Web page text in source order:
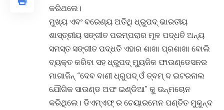
କରିଥଲେ।
ମୁଖ୍ୟ ଏବଂ ବରେଣ୍ୟ ଅତିଥି ଧ୍ରୁପଦ୍ ଭାରତୀୟ
ଶାସ୍ତ୍ରୀୟ ସଙ୍ଗୀତ ପରମ୍ପରାର ମୂଳ ପଦ୍ଧତି ଅନ୍ୟ
ସମସ୍ତ ସଙ୍ଗୀତ ପଦ୍ଧତି ଏହାର ଶାଖା ପ୍ରଶାଖା ବୋଲି
ବ୍ୟକ୍ତ କରିବା ସହ ଧ୍ରୁପଦ୍ ମ୍ୟୁଜିକ ଫାଉଣ୍ଡେସନର
ମାଗାଜିନ୍ “ଦେବ ବାଣୀ ଧ୍ରୁପଦ୍ ଓଁ ତ୍ବମ୍ ଦ ଇଟରନାଲ
ଯୌଗିକ ସାଉଣ୍ଡ ଅଫ ଇଣ୍ଡିଆ” କୁ ଉନ୍ମଚୋନ
କରିଥିଲେ। ଡିଏମ୍ଏଫ୍ ର ଚେୟାରମେନ ପଣ୍ତିତ ମୁକୁନ୍ଦ